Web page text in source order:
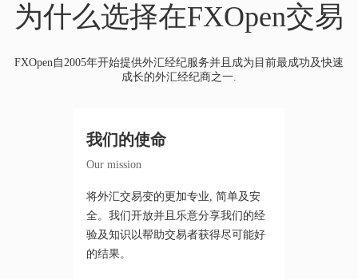
为什么选择在FXOpen交易
FXOpen自2005年开始提供外汇经纪服务并且成为目前最成功及快速
成长的外汇经纪商之一.
我们的使命
Our mission
将外汇交易变的更加专业, 简单及安
全。我们开放并且乐意分享我们的经
验及知识以帮助交易者获得尽可能好
的结果。